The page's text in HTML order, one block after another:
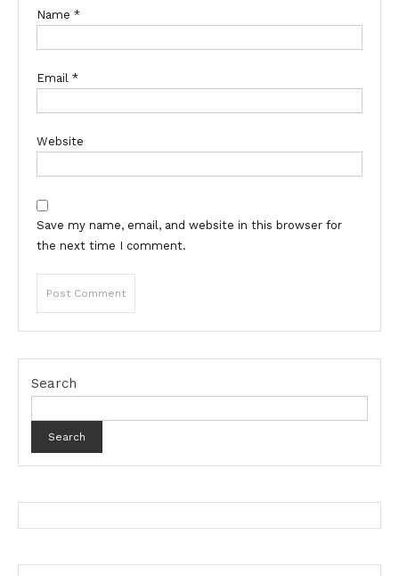
Name *
Email *
Website
Save my name, email, and website in this browser for
the next time I comment.
Search
Search